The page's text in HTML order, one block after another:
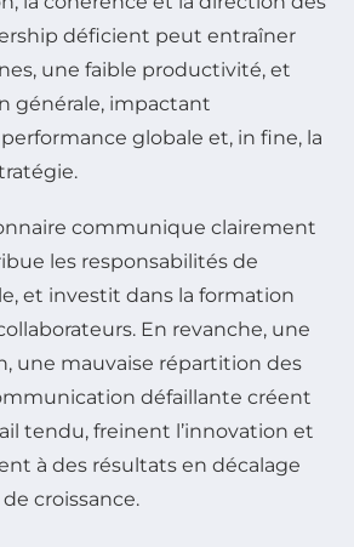
déficient peut entraîner
une faible productivité, et
générale, impactant
globale et, in fine, la
communique clairement
les responsabilités de
et investit dans la formation
En revanche, une
une mauvaise répartition des
défaillante créent
tendu, freinent l’innovation et
à des résultats en décalage
croissance.